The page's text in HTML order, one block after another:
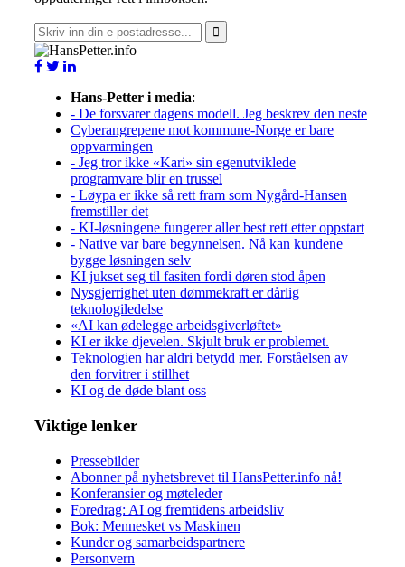
Hans-Petter i media:
- De forsvarer dagens modell. Jeg beskrev den neste
Cyberangrepene mot kommune-Norge er bare
oppvarmingen
- Jeg tror ikke «Kari» sin egenutviklede
programvare blir en trussel
- Løypa er ikke så rett fram som Nygård-Hansen
fremstiller det
- KI-løsningene fungerer aller best rett etter oppstart
- Native var bare begynnelsen. Nå kan kundene
bygge løsningen selv
KI jukset seg til fasiten fordi døren stod åpen
Nysgjerrighet uten dømmekraft er dårlig
teknologiledelse
«AI kan ødelegge arbeidsgiverløftet»
KI er ikke djevelen. Skjult bruk er problemet.
Teknologien har aldri betydd mer. Forståelsen av
den forvitrer i stillhet
KI og de døde blant oss
Viktige lenker
Pressebilder
Abonner på nyhetsbrevet til HansPetter.info nå!
Konferansier og møteleder
Foredrag: AI og fremtidens arbeidsliv
Bok: Mennesket vs Maskinen
Kunder og samarbeidspartnere
Personvern